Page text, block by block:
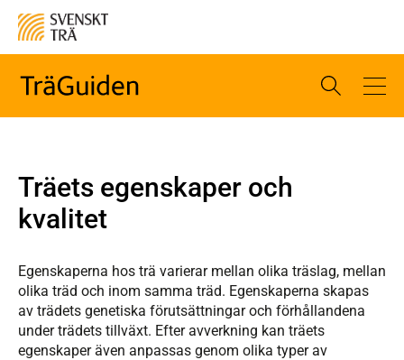
Träets egenskaper och
kvalitet
Egenskaperna hos trä varierar mellan olika träslag, mellan
olika träd och inom samma träd. Egenskaperna skapas
av trädets genetiska förutsättningar och förhållandena
under trädets tillväxt. Efter avverkning kan träets
egenskaper även anpassas genom olika typer av